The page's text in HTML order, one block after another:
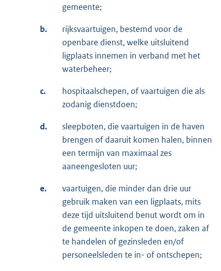
gemeente;
b.
rijksvaartuigen, bestemd voor de
openbare dienst, welke uitsluitend
ligplaats innemen in verband met het
waterbeheer;
c.
hospitaalschepen, of vaartuigen die als
zodanig dienstdoen;
d.
sleepboten, die vaartuigen in de haven
brengen of daaruit komen halen, binnen
een termijn van maximaal zes
aaneengesloten uur;
e.
vaartuigen, die minder dan drie uur
gebruik maken van een ligplaats, mits
deze tijd uitsluitend benut wordt om in
de gemeente inkopen te doen, zaken af
te handelen of gezinsleden en/of
personeelsleden te in- of ontschepen;